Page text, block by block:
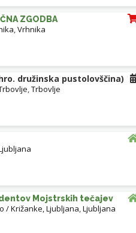
ZGODBA
,Vrhnika
družinska pustolovščina)
,Trbovlje
Mojstrskih tečajev
/ Križanke, Ljubljana,Ljubljana